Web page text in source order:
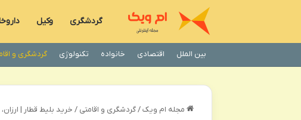
گردشگری وکیل
بین الملل اقتصادی خانواده تکنولوژی گردشگری و
مجله ام ویک / گردشگری و اقامتی / خرید بلیط قطار |